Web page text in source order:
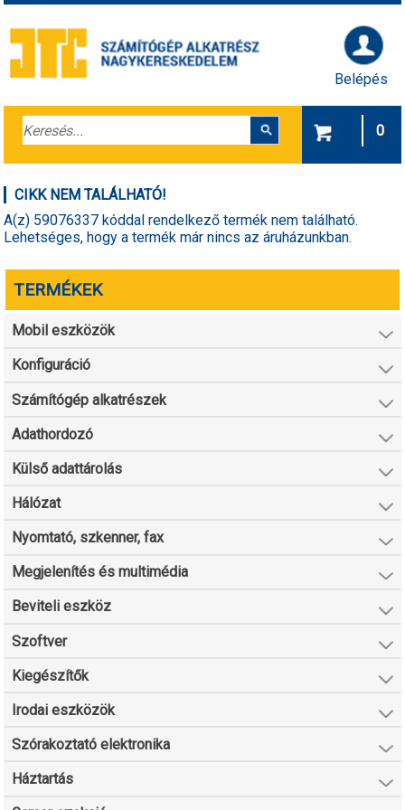
Belépés
0
CIKK NEM TALÁLHATÓ!
A(z) 59076337 kóddal rendelkező termék nem található.
Lehetséges, hogy a termék már nincs az áruházunkban.
TERMÉKEK
Mobil eszközök
Konfiguráció
Számítógép alkatrészek
Adathordozó
Külső adattárolás
Hálózat
Nyomtató, szkenner, fax
Megjelenítés és multimédia
Beviteli eszköz
Szoftver
Kiegészítők
Irodai eszközök
Szórakoztató elektronika
Háztartás